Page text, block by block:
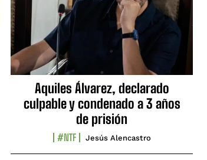
Aquiles Álvarez, declarado
culpable y condenado a 3 años
de prisión
#NTF Jesús Alencastro